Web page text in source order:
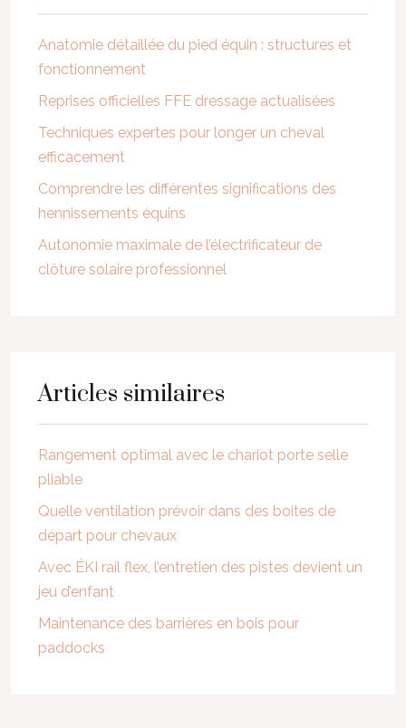
Anatomie détaillée du pied équin : structures et
fonctionnement
Reprises officielles FFE dressage actualisées
Techniques expertes pour longer un cheval
efficacement
Comprendre les différentes significations des
hennissements équins
Autonomie maximale de l’électrificateur de
clôture solaire professionnel
Articles similaires
Rangement optimal avec le chariot porte selle
pliable
Quelle ventilation prévoir dans des boites de
départ pour chevaux
Avec ÉKI rail flex, l’entretien des pistes devient un
jeu d’enfant
Maintenance des barrières en bois pour
paddocks